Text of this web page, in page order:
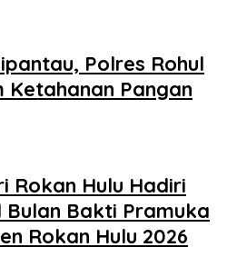
Polres Rohul
Pangan
Rokan Hulu Hadiri
Bulan Bakti Pramuka
Rokan Hulu 2026